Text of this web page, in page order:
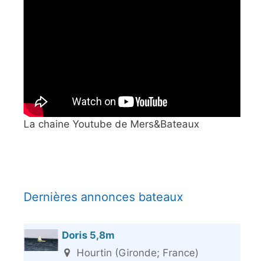
La chaine Youtube de Mers&Bateaux
Dernières annonces bateaux
Doris 5,8m
Hourtin (Gironde; France)